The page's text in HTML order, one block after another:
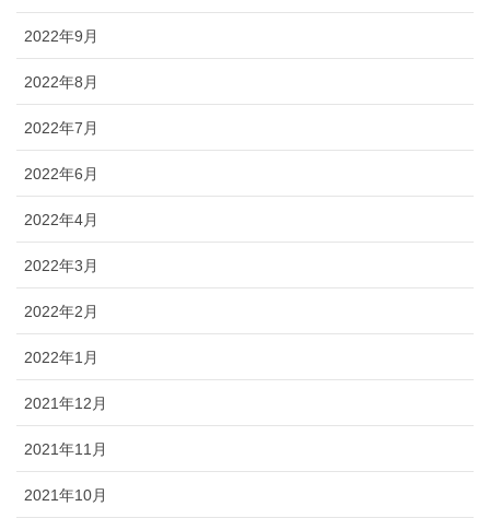
2022年9月
2022年8月
2022年7月
2022年6月
2022年4月
2022年3月
2022年2月
2022年1月
2021年12月
2021年11月
2021年10月